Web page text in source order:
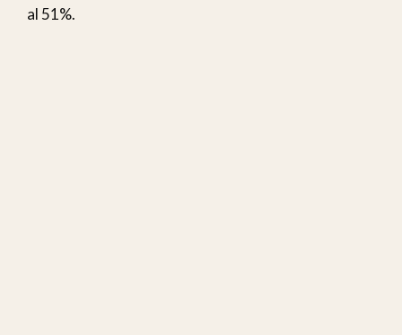
al 51%.